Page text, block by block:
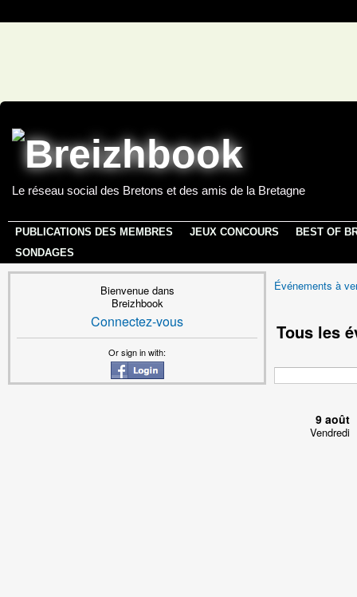
Le réseau social des Bretons et des amis de la Bretagne
PUBLICATIONS DES MEMBRES JEUX CONCOURS
BEST OF
SONDAGES
Bienvenue dans
Breizhbook
Connectez-vous
Or sign in with:
Événements à
Tous les
9 août
Vendredi